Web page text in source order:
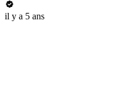
il y a 5 ans